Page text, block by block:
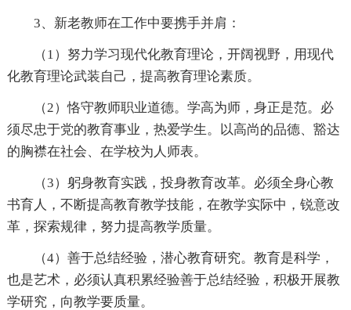
3、新老教师在工作中要携手并肩：
（1）努力学习现代化教育理论，开阔视野，用现代
化教育理论武装自己，提高教育理论素质。
（2）恪守教师职业道德。学高为师，身正是范。必
须尽忠于党的教育事业，热爱学生。以高尚的品德、豁达
的胸襟在社会、在学校为人师表。
（3）躬身教育实践，投身教育改革。必须全身心教
书育人，不断提高教育教学技能，在教学实际中，锐意改
革，探索规律，努力提高教学质量。
（4）善于总结经验，潜心教育研究。教育是科学，
也是艺术，必须认真积累经验善于总结经验，积极开展教
学研究，向教学要质量。